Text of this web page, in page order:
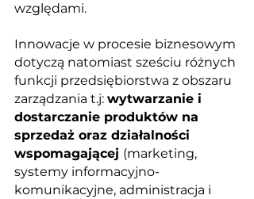
względami.
Innowacje w procesie biznesowym
dotyczą natomiast sześciu różnych
funkcji przedsiębiorstwa z obszaru
zarządzania t.j: wytwarzanie i
dostarczanie produktów na
sprzedaż oraz działalności
wspomagającej (marketing,
systemy informacyjno-
komunikacyjne, administracja i